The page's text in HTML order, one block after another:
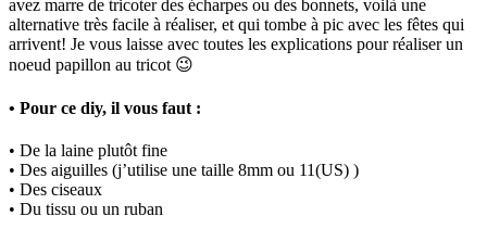
avez marre de tricoter des écharpes ou des bonnets, voilà une
alternative très facile à réaliser, et qui tombe à pic avec les fêtes qui
arrivent! Je vous laisse avec toutes les explications pour réaliser un
noeud papillon au tricot 😉
• Pour ce diy, il vous faut :
• De la laine plutôt fine
• Des aiguilles (j’utilise une taille 8mm ou 11(US) )
• Des ciseaux
• Du tissu ou un ruban